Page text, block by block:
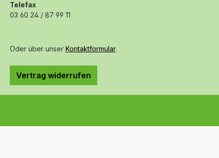
Telefax
03 60 24 / 87 99 11
Oder über unser Kontaktformular.
Vertrag widerrufen